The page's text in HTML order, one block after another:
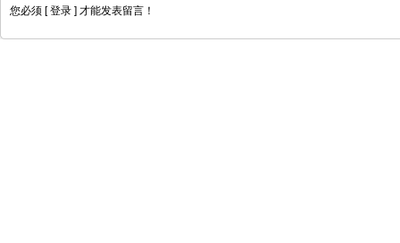
您必须 [ 登录 ] 才能发表留言！